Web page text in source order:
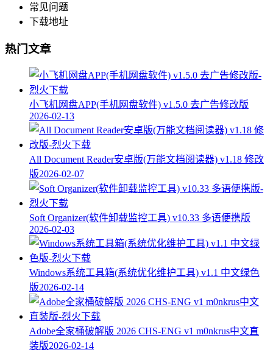
常见问题
下载地址
热门文章
小飞机网盘APP(手机网盘软件) v1.5.0 去广告修改版
2026-02-13
All Document Reader安卓版(万能文档阅读器) v1.18 修改
版2026-02-07
Soft Organizer(软件卸载监控工具) v10.33 多语便携版
2026-02-03
Windows系统工具箱(系统优化维护工具) v1.1 中文绿色
版2026-02-14
Adobe全家桶破解版 2026 CHS-ENG v1 m0nkrus中文直
装版2026-02-14